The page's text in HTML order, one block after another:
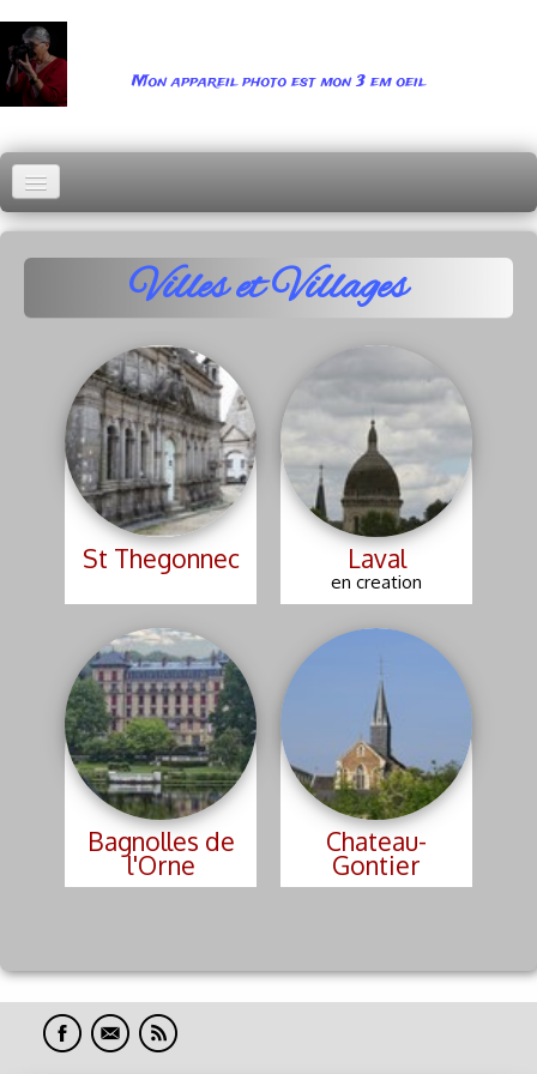
Mon appareil photo est mon 3 em oeil
Abonnement
Accueil
Menu 1▼
▼
Menu 3▼
Menu 4▼
Un petit mot....
Villes et Villages
St Thegonnec Laval
en creation
Bagnolles de
l'Orne
Chateau-
Gontier